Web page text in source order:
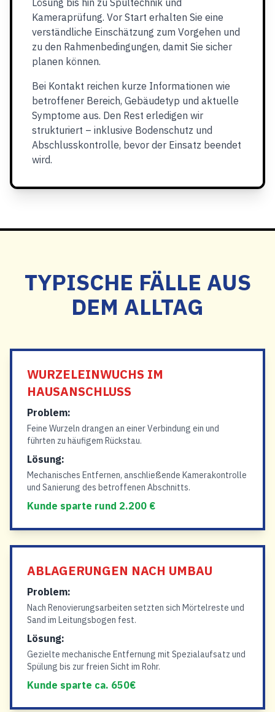
Lösung bis hin zu Spültechnik und
Kameraprüfung. Vor Start erhalten Sie eine
verständliche Einschätzung zum Vorgehen und
zu den Rahmenbedingungen, damit Sie sicher
planen können.
Bei Kontakt reichen kurze Informationen wie
betroffener Bereich, Gebäudetyp und aktuelle
Symptome aus. Den Rest erledigen wir
strukturiert – inklusive Bodenschutz und
Abschlusskontrolle, bevor der Einsatz beendet
wird.
TYPISCHE FÄLLE AUS
DEM ALLTAG
WURZELEINWUCHS IM
HAUSANSCHLUSS
Problem:
Feine Wurzeln drangen an einer Verbindung ein und
führten zu häufigem Rückstau.
Lösung:
Mechanisches Entfernen, anschließende Kamerakontrolle
und Sanierung des betroffenen Abschnitts.
Kunde sparte rund 2.200 €
ABLAGERUNGEN NACH UMBAU
Problem:
Nach Renovierungsarbeiten setzten sich Mörtelreste und
Sand im Leitungsbogen fest.
Lösung:
Gezielte mechanische Entfernung mit Spezialaufsatz und
Spülung bis zur freien Sicht im Rohr.
Kunde sparte ca. 650€